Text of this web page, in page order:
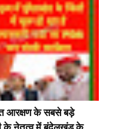
आरक्षण के सबसे बड़े